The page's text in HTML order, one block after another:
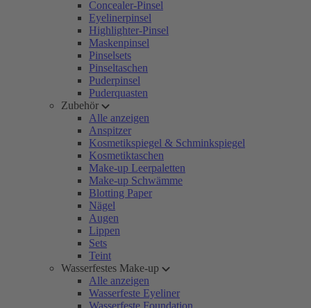
Concealer-Pinsel
Eyelinerpinsel
Highlighter-Pinsel
Maskenpinsel
Pinselsets
Pinseltaschen
Puderpinsel
Puderquasten
Zubehör
Alle anzeigen
Anspitzer
Kosmetikspiegel & Schminkspiegel
Kosmetiktaschen
Make-up Leerpaletten
Make-up Schwämme
Blotting Paper
Nägel
Augen
Lippen
Sets
Teint
Wasserfestes Make-up
Alle anzeigen
Wasserfeste Eyeliner
Wasserfeste Foundation